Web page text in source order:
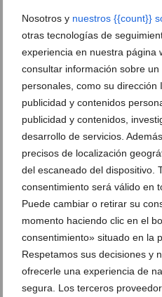
Nosotros y nuestros {{count}}
otras tecnologías de
experiencia en nuestra página
consultar información sobre
personales, como su
publicidad y contenidos
publicidad y contenidos,
desarrollo de servicios.
precisos de localización
del escaneado del dispositivo.
consentimiento será válido en
Puede cambiar o retirar su
momento haciendo clic en el
consentimiento» situado en la
Respetamos sus decisiones y
ofrecerle una experiencia de
segura. Los terceros
Recuerdos en lugar de
para un ocio juvenil sin
04 de agosto de 2026